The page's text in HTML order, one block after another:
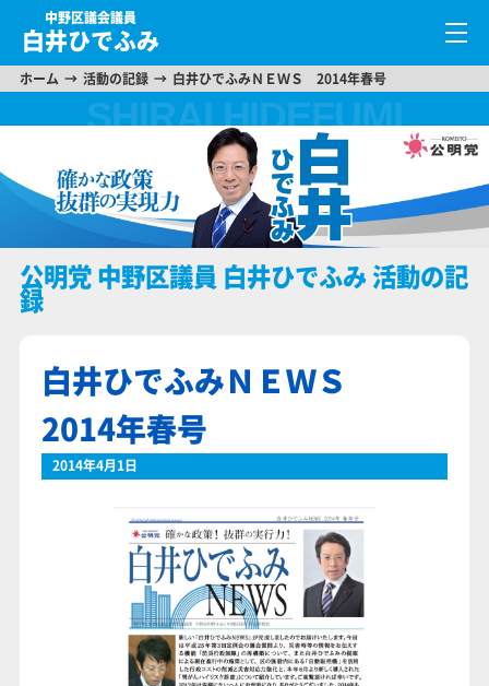
中野区議会議員
白井ひでふみ
ホーム 活動の記録 白井ひでふみＮＥＷＳ 2014年春号
公明党 中野区議員 白井ひでふみ 活動の記
録
白井ひでふみＮＥＷＳ
2014年春号
2014年4月1日